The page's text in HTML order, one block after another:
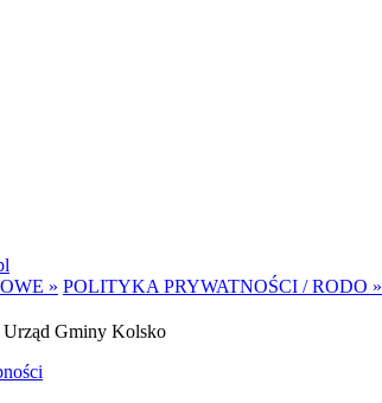
» POLITYKA PRYWATNOŚCI / RODO »
Urząd Gminy Kolsko